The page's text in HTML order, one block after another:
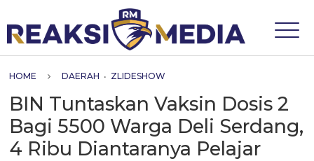
HOME DAERAH • ZLIDESHOW
BIN Tuntaskan Vaksin Dosis 2
Bagi 5500 Warga Deli Serdang,
4 Ribu Diantaranya Pelajar